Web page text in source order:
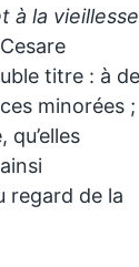
à la vieillesse
titre : à
minorées ;
regard de la